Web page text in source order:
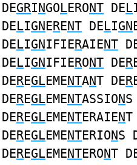
DEGRINGOLERONT DEL
DELIGNERENT DELIGN
DELIGNIFIERAIENT
DELIGNIFIERONT DER
DEREGLEMENTANT DER
DEREGLEMENTASSIONS
DEREGLEMENTERAIENT
DEREGLEMENTERIONS
DEREGLEMENTERONT